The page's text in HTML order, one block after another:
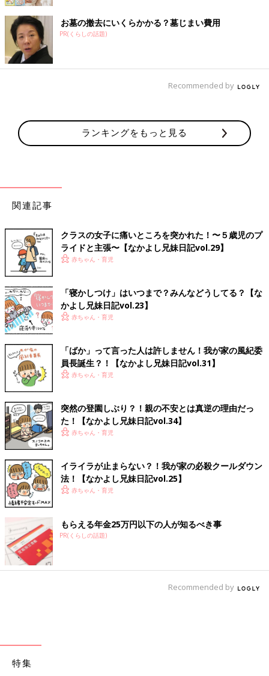
お墓の撤去にいくらかかる？墓じまい費用
PR(くらしの話題)
Recommended by
ランキングをもっと見る
関連記事
クラスの女子に痛いところを突かれた！〜５歳児のプ
ライドと主張〜【なかよし兄妹日記vol.29】
赤ちゃん・育児
「寝かしつけ」はいつまで？みんなどうしてる？【な
かよし兄妹日記vol.23】
赤ちゃん・育児
「ばか」って言った人は許しません！我が家の風紀委
員長誕生？！【なかよし兄妹日記vol.31】
赤ちゃん・育児
突然の登園しぶり？！親の不安とは真逆の理由だっ
た！【なかよし兄妹日記vol.34】
赤ちゃん・育児
イライラが止まらない？！我が家の必殺クールダウン
法！【なかよし兄妹日記vol.25】
赤ちゃん・育児
もらえる年金25万円以下の人が知るべき事
PR(くらしの話題)
Recommended by
特集